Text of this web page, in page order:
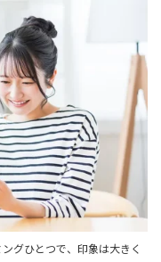
グひとつで、印象は大きく